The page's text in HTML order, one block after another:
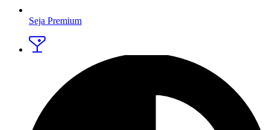
Seja Premium